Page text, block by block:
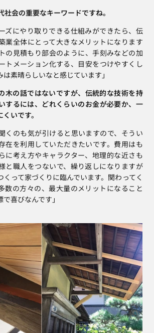
会の重要なキーワードですね。
ズにやり取りできる仕組みができたら、伝
業全体にとって大きなメリットになります
の見積もり部会のように、手刻みなどの加
トメーション化する、目安をつけやすくし
素晴らしいなと感じています」
の話ではないですが、伝統的な技術を持
するには、どれくらいのお金が必要か、一
いです。
くのも気が引けると思いますので、そうい
在を利用していただきたいです。費用はも
に考え方やキャラクター、地理的な近さも
と職人をつないで、繰り返しになりますが
って家づくりに臨んでいます。関わってく
数の方々の、最大量のメリットになること
喜びなんです」